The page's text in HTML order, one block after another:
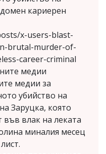
кариерен
x-users-blast-
brutal-murder-of-
career-criminal
медии
медии за
убийство на
Заруцка, която
влак на леката
миналия месец